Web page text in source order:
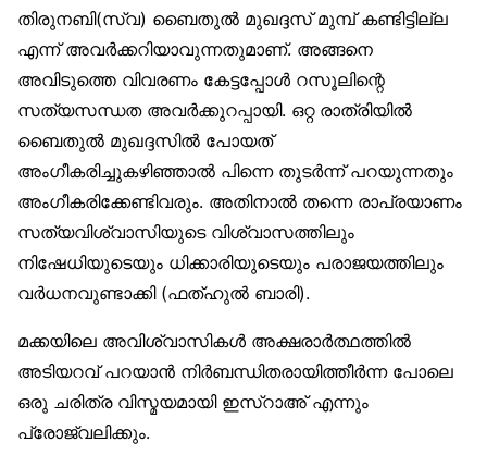
തിരുനബി(സ്വ) ബൈതുൽ മുഖദ്ദസ് മുമ്പ് കണ്ടിട്ടില്ല
എന്ന് അവർക്കറിയാവുന്നതുമാണ്. അങ്ങനെ
അവിടുത്തെ വിവരണം കേട്ടപ്പോൾ റസൂലിന്റെ
സത്യസന്ധത അവർക്കുറപ്പായി. ഒറ്റ രാത്രിയിൽ
ബൈതുൽ മുഖദ്ദസിൽ പോയത്
അംഗീകരിച്ചുകഴിഞ്ഞാൽ പിന്നെ തുടർന്ന് പറയുന്നതും
അംഗീകരിക്കേണ്ടിവരും. അതിനാൽ തന്നെ രാപ്രയാണം
സത്യവിശ്വാസിയുടെ വിശ്വാസത്തിലും
നിഷേധിയുടെയും ധിക്കാരിയുടെയും പരാജയത്തിലും
വർധനവുണ്ടാക്കി (ഫത്ഹുൽ ബാരി).
മക്കയിലെ അവിശ്വാസികൾ അക്ഷരാർത്ഥത്തിൽ
അടിയറവ് പറയാൻ നിർബന്ധിതരായിത്തീർന്ന പോലെ
ഒരു ചരിത്ര വിസ്മയമായി ഇസ്‌റാഅ് എന്നും
പ്രോജ്വലിക്കും.